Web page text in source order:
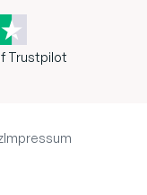
Trustpilot
Impressum